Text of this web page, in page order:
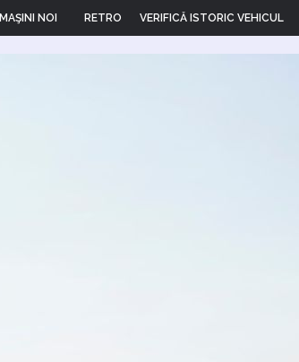
MAŞINI NOI RETRO VERIFICĂ ISTORIC VEHICUL